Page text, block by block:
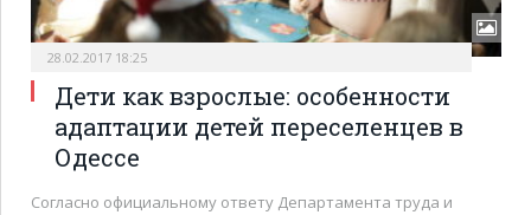
28.02.2017 18:25
Дети как взрослые: особенности
адаптации детей переселенцев в
Одессе
Согласно официальному ответу Департамента труда и